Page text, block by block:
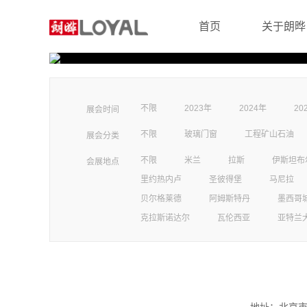
首页 关于朗晔
展会时间 不限 2023年 2024年
展会分类 不限 玻璃门窗 工程矿山石油
会展地点 不限 米兰 拉斯 伊斯坦布
里约热内卢
圣彼得堡 马尼拉
贝尔格莱德
阿姆斯特丹 墨西哥
克拉斯诺达尔
瓦伦西亚 亚特兰